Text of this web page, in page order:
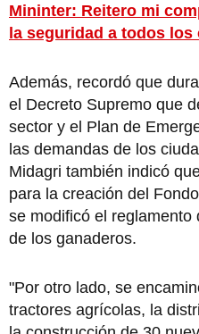
Mininter: Reitero mi
la seguridad a todos los
Además, recordó que
el Decreto Supremo que
sector y el Plan de
las demandas de los
Midagri también indicó
para la creación del
se modificó el
de los ganaderos.
"Por otro lado, se
tractores agrícolas, la